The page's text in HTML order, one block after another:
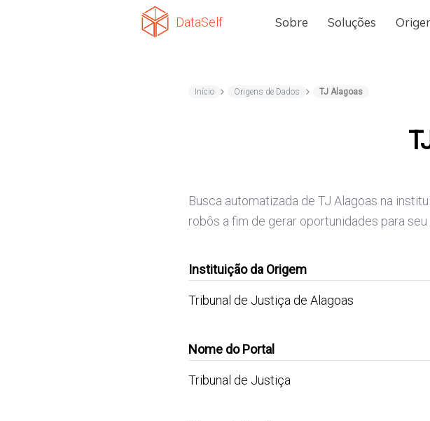
DataSelf Sobre Soluções
Início Origens de Dados TJ Alagoas
Busca automatizada de TJ Alagoas na
robôs a fim de gerar oportunidades para seu
Instituição da Origem
Tribunal de Justiça de Alagoas
Nome do Portal
Tribunal de Justiça